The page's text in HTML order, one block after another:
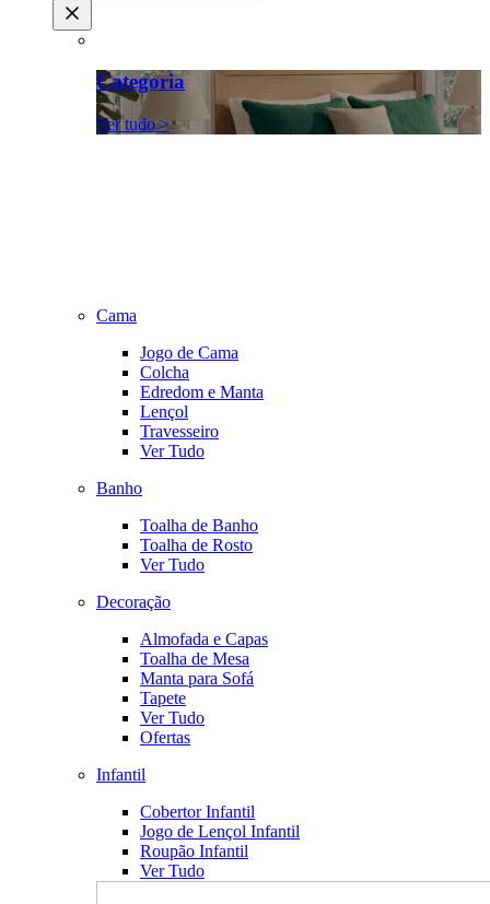
Categoria
Ver tudo >
Cama
Jogo de Cama
Colcha
Edredom e Manta
Lençol
Travesseiro
Ver Tudo
Banho
Toalha de Banho
Toalha de Rosto
Ver Tudo
Decoração
Almofada e Capas
Toalha de Mesa
Manta para Sofá
Tapete
Ver Tudo
Ofertas
Infantil
Cobertor Infantil
Jogo de Lençol Infantil
Roupão Infantil
Ver Tudo